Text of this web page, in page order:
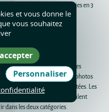
chapelle. Elles seront réparties en 3
aux photographes
peut déposer quatre photos
sur une des photos présentées. Les
dans laquelle ils veulent
dans les deux catégories.
et vous donne le
vous souhaitez
Personnaliser